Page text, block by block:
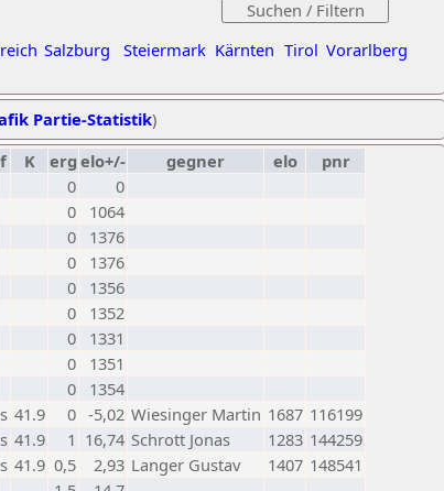
Salzburg Steiermark Kärnten Tirol Vorarlberg
Partie-Statistik)
f K erg elo+/- gegner elo
pnr
0
0
0
1064
0
1376
0
1376
0
1356
0
1352
0
1331
0
1351
0
1354
s 41.9 0 -5,02 Wiesinger Martin 1687 116199
s 41.9 1 16,74 Schrott Jonas 1283 144259
s 41.9 0,5 2,93 Langer Gustav 1407 148541